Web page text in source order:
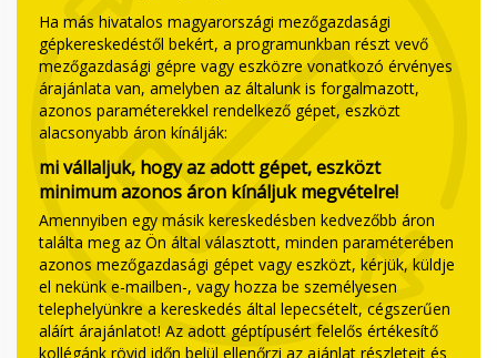
Ha más hivatalos magyarországi mezőgazdasági
gépkereskedéstől bekért, a programunkban részt vevő
mezőgazdasági gépre vagy eszközre vonatkozó érvényes
árajánlata van, amelyben az általunk is forgalmazott,
azonos paraméterekkel rendelkező gépet, eszközt
alacsonyabb áron kínálják:
mi vállaljuk, hogy az adott gépet, eszközt
minimum azonos áron kínáljuk megvételre!
Amennyiben egy másik kereskedésben kedvezőbb áron
találta meg az Ön által választott, minden paraméterében
azonos mezőgazdasági gépet vagy eszközt, kérjük, küldje
el nekünk e-mailben-, vagy hozza be személyesen
telephelyünkre a kereskedés által lepecsételt, cégszerűen
aláírt árajánlatot! Az adott géptípusért felelős értékesítő
kollégánk rövid időn belül ellenőrzi az ajánlat részleteit és